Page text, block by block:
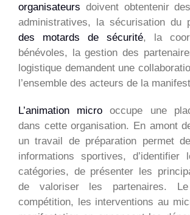
organisateurs doivent obtentenir
administratives, la sécurisation du
des motards de sécurité, la
bénévoles, la gestion des
logistique demandent une
l’ensemble des acteurs de la
L’animation micro occupe une
dans cette organisation. En amont
un travail de préparation permet
informations sportives, d’identifier
catégories, de présenter les
de valoriser les partenaires.
compétition, les interventions au